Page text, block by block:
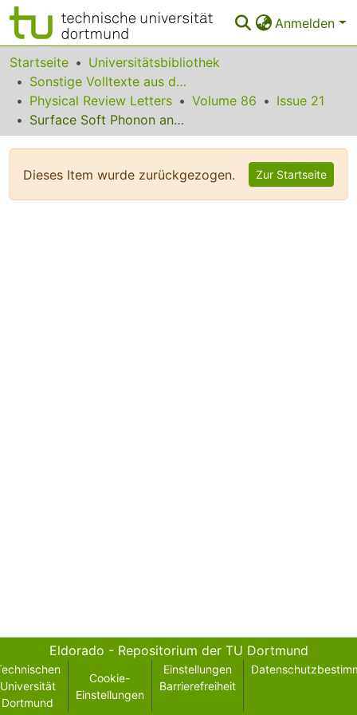
Anmelden
Bereiche & Sammlungen
Das gesamte Repositorium
Statistiken
Startseite
Universitätsbibliothek
Sonstige Volltexte aus dem Bibliotheksangebot
Physical Review Letters
Volume 86
Issue 21
Surface Soft Phonon and the × 3×3 Phase Transition in Sn/Ge(111) and Sn/Si(111)
Dieses Item wurde zurückgezogen. Zur Startseite
Eldorado - Repositorium der TU Dortmund
Universität
Dortmund
Cookie-
Einstellungen
Einstellungen
Barrierefreiheit